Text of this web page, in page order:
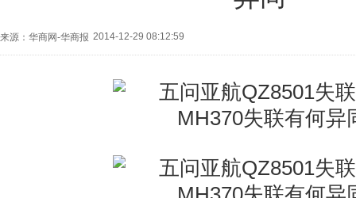
来源：华商网-华商报 2014-12-29 08:12:59